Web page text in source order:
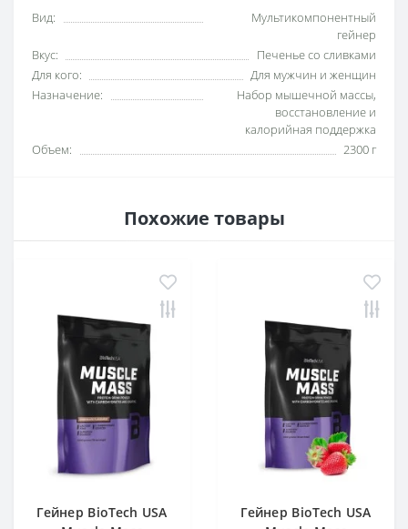
Вид:
Мультикомпонентный
гейнер
Вкус:
Печенье со сливками
Для кого:
Для мужчин и женщин
Назначение:
Набор мышечной массы,
восстановление и
калорийная поддержка
Объем:
2300 г
Похожие товары
Гейнер BioTech USA
Гейнер BioTech USA